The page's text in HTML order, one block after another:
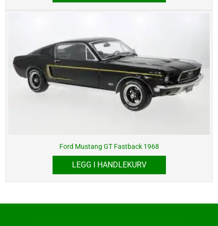
Ford Mustang GT Fastback 1968
LEGG I HANDLEKURV